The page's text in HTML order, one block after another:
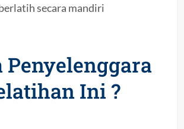
secara mandiri
Penyelenggara
Ini ?